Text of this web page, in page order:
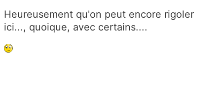
Heureusement qu'on peut encore rigoler
ici..., quoique, avec certains....